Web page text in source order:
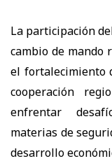
La participación
cambio de mando
el fortalecimiento
cooperación
enfrentar
materias de
desarrollo